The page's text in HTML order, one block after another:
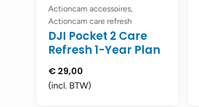
Actioncam accessoires,
Actioncam care refresh
DJI Pocket 2 Care
Refresh 1-Year Plan
€ 29,00
(incl. BTW)